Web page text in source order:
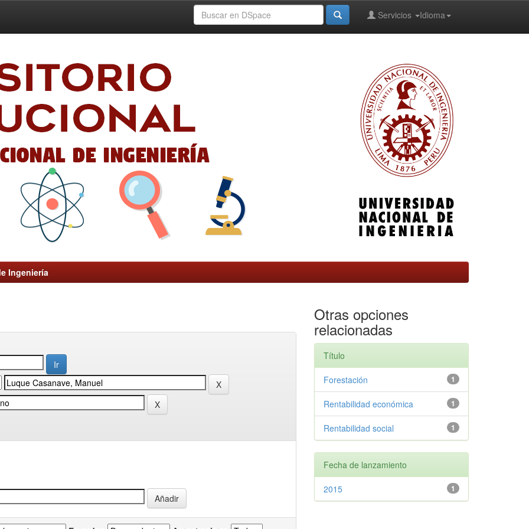
Idioma
Servicios
Ingeniería
Otras opciones
relacionadas
Título
1
Forestación
1
Rentabilidad económica
1
Rentabilidad social
Fecha de lanzamiento
1
2015